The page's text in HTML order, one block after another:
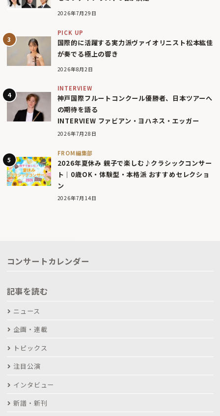
2026年7月29日
PICK UP
国際的に活躍する実力派ヴァイオリニスト松本紘佳
が奏でる極上の響き
2026年8月2日
INTERVIEW
神戸国際フルートコンクール優勝者、日本ツアーへ
の期待を語る
INTERVIEW ファビアン・ヨハネス・エッガー
2026年7月28日
FROM編集部
2026年夏休み 親子で楽しむ♪クラシックコンサー
ト｜0歳OK・体験型・本格派 おすすめセレクショ
ン
2026年7月14日
コンサートカレンダー
記事を読む
ニュース
企画・連載
トピックス
注目公演
インタビュー
新譜・新刊